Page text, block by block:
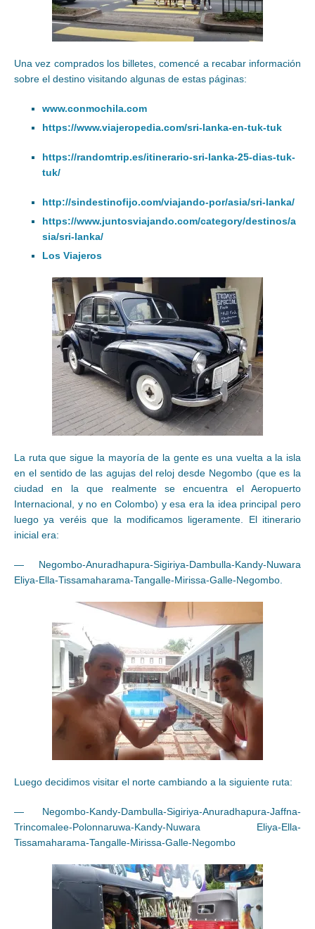
Una vez comprados los billetes, comencé a recabar información
sobre el destino visitando algunas de estas páginas:
www.conmochila.com
https://www.viajeropedia.com/sri-lanka-en-tuk-tuk
https://randomtrip.es/itinerario-sri-lanka-25-dias-tuk-
tuk/
http://sindestinofijo.com/viajando-por/asia/sri-lanka/
https://www.juntosviajando.com/category/destinos/a
sia/sri-lanka/
Los Viajeros
La ruta que sigue la mayoría de la gente es una vuelta a la isla
en el sentido de las agujas del reloj desde Negombo (que es la
ciudad en la que realmente se encuentra el Aeropuerto
Internacional, y no en Colombo) y esa era la idea principal pero
luego ya veréis que la modificamos ligeramente. El itinerario
inicial era:
— Negombo-Anuradhapura-Sigiriya-Dambulla-Kandy-Nuwara
Eliya-Ella-Tissamaharama-Tangalle-Mirissa-Galle-Negombo.
Luego decidimos visitar el norte cambiando a la siguiente ruta:
— Negombo-Kandy-Dambulla-Sigiriya-Anuradhapura-Jaffna-
Trincomalee-Polonnaruwa-Kandy-Nuwara Eliya-Ella-
Tissamaharama-Tangalle-Mirissa-Galle-Negombo